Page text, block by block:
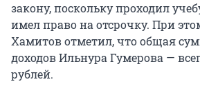
закону, поскольку проходил
имел право на отсрочку. При
Хамитов отметил, что общая
доходов Ильнура Гумерова —
рублей.